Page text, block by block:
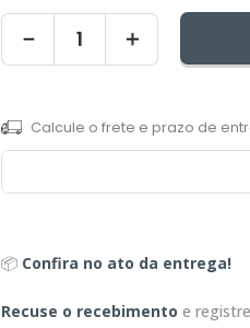
＋
－
📦 Confira no ato da entrega!
Recuse o recebimento e